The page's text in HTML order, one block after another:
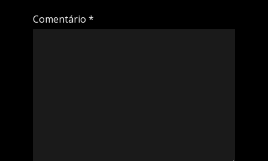
Comentário *